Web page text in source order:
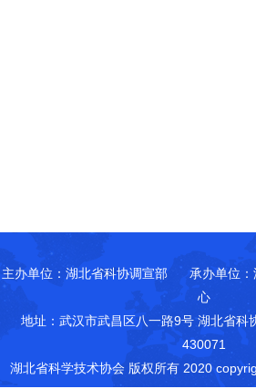
主办单位：湖北省科协调宣部 承办单位：
心
地址：武汉市武昌区八一路9号 湖北省科
430071
湖北省科学技术协会 版权所有 2020